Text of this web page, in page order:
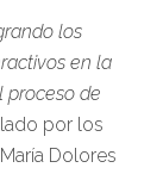
los
en la
proceso de
por los
Dolores